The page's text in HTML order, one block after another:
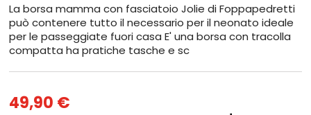
La borsa mamma con fasciatoio Jolie di Foppapedretti
può contenere tutto il necessario per il neonato ideale
per le passeggiate fuori casa E' una borsa con tracolla
compatta ha pratiche tasche e sc
49,90 €